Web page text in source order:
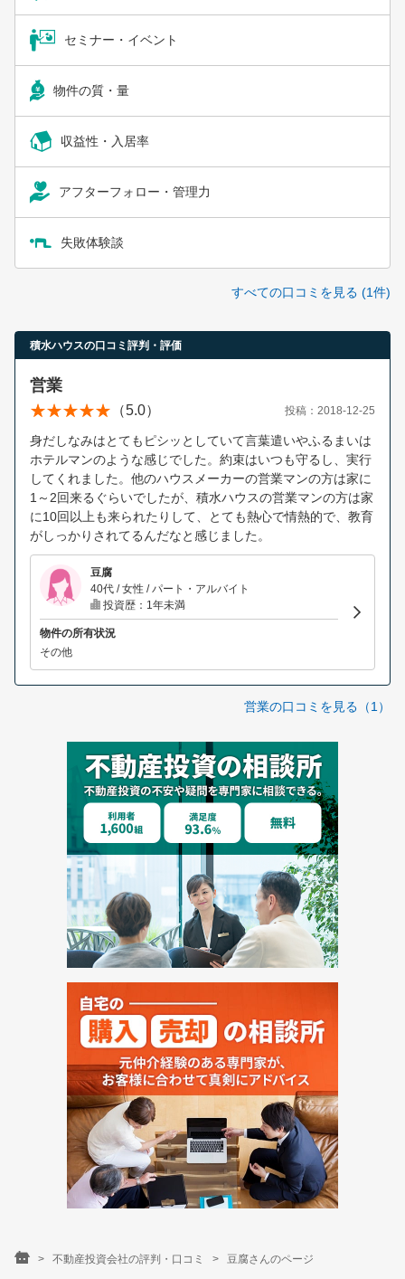
セミナー・イベント
物件の質・量
収益性・入居率
アフターフォロー・管理力
失敗体験談
すべての口コミを見る (1件)
積水ハウスの口コミ評判・評価
営業
（5.0） 投稿：2018-12-25
身だしなみはとてもピシッとしていて言葉遣いやふるまいは
ホテルマンのような感じでした。約束はいつも守るし、実行
してくれました。他のハウスメーカーの営業マンの方は家に
1～2回来るぐらいでしたが、積水ハウスの営業マンの方は家
に10回以上も来られたりして、とても熱心で情熱的で、教育
がしっかりされてるんだなと感じました。
豆腐
40代 / 女性 / パート・アルバイト
投資歴：1年未満
物件の所有状況
その他
営業の口コミを見る（1）
不動産投資会社の評判・口コミ 豆腐さんのページ